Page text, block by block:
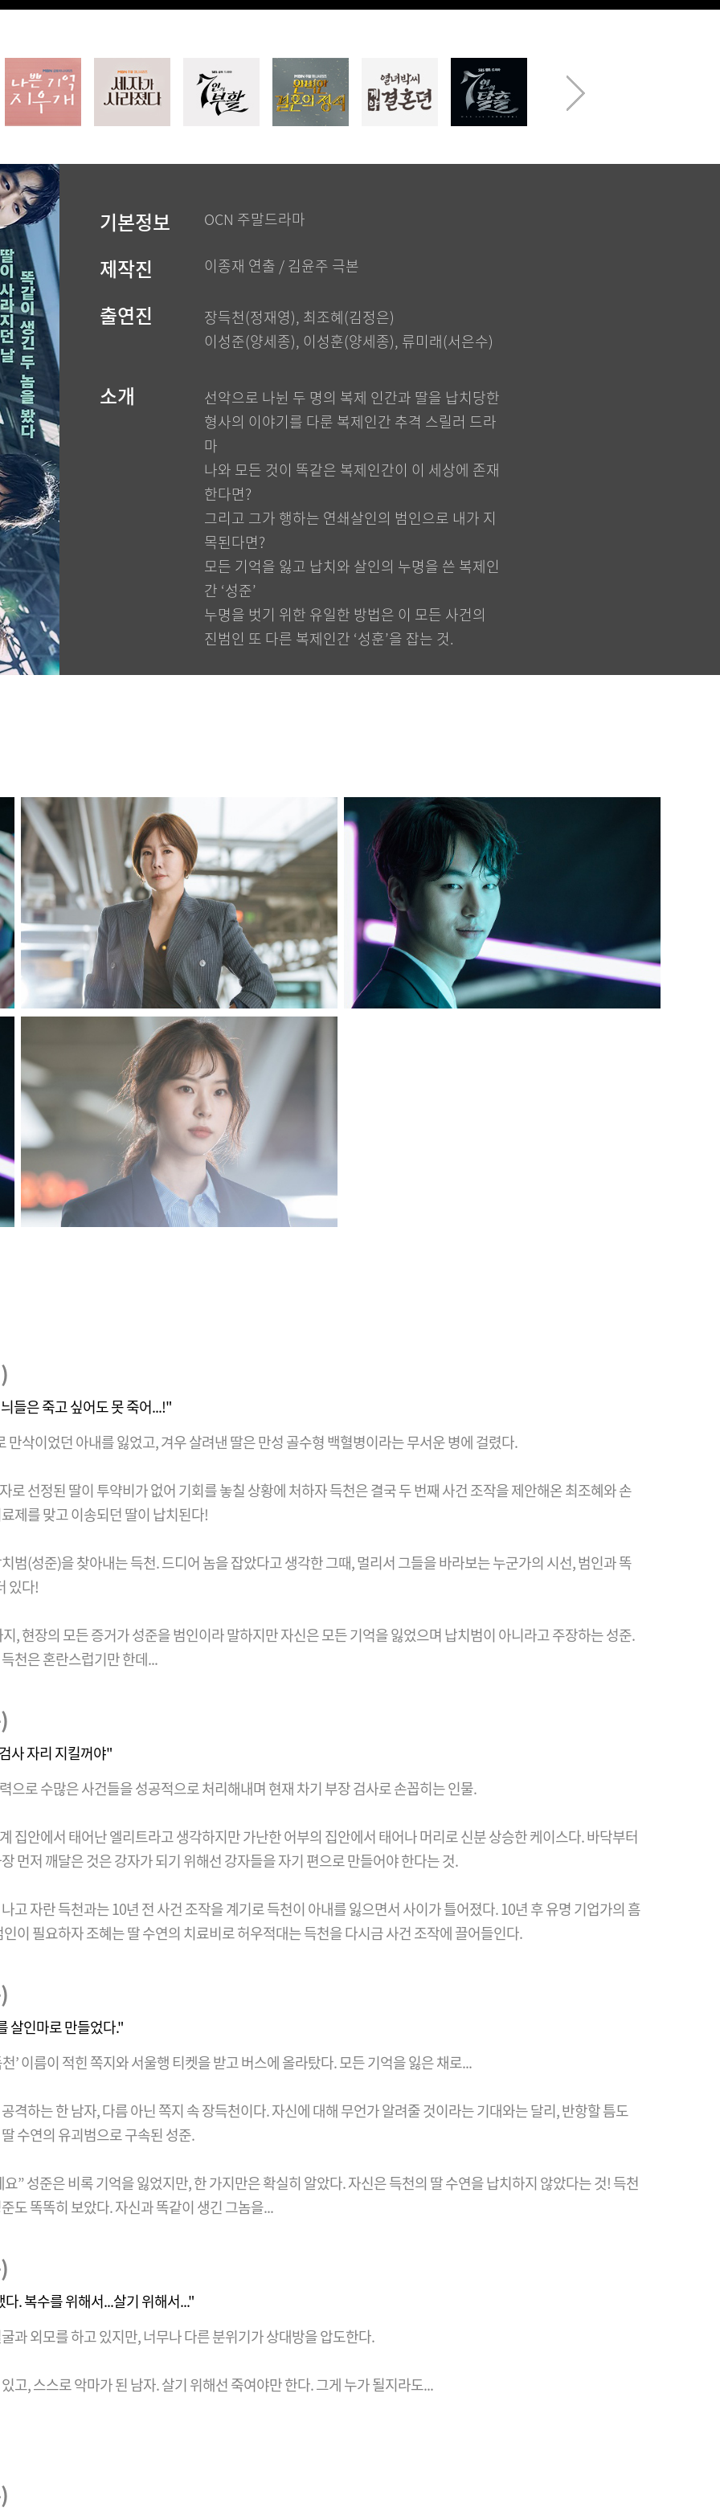
기본정보 OCN 주말드라마
제작진 이종재 연출 / 김윤주 극본
출연진
장득천(정재영), 최조혜(김정은)
이성준(양세종), 이성훈(양세종), 류미래(서은수)
소개
선악으로 나뉜 두 명의 복제 인간과 딸을 납치당한
형사의 이야기를 다룬 복제인간 추격 스릴러 드라
마
나와 모든 것이 똑같은 복제인간이 이 세상에 존재
한다면?
그리고 그가 행하는 연쇄살인의 범인으로 내가 지
목된다면?
모든 기억을 잃고 납치와 살인의 누명을 쓴 복제인
간 ‘성준’
누명을 벗기 위한 유일한 방법은 이 모든 사건의
진범인 또 다른 복제인간 ‘성훈’을 잡는 것.
들은 죽고 싶어도 못 죽어...!"
만삭이었던 아내를 잃었고, 겨우 살려낸 딸은 만성 골수형 백혈병이라는 무서운 병에 걸렸다.
로 선정된 딸이 투약비가 없어 기회를 놓칠 상황에 처하자 득천은 결국 두 번째 사건 조작을 제안해온 최조혜와 손
제를 맞고 이송되던 딸이 납치된다!
범(성준)을 찾아내는 득천. 드디어 놈을 잡았다고 생각한 그때, 멀리서 그들을 바라보는 누군가의 시선, 범인과 똑
있다!
, 현장의 모든 증거가 성준을 범인이라 말하지만 자신은 모든 기억을 잃었으며 납치범이 아니라고 주장하는 성준.
천은 혼란스럽기만 한데...
사 자리 지킬꺼야"
으로 수많은 사건들을 성공적으로 처리해내며 현재 차기 부장 검사로 손꼽히는 인물.
집안에서 태어난 엘리트라고 생각하지만 가난한 어부의 집안에서 태어나 머리로 신분 상승한 케이스다. 바닥부터
먼저 깨달은 것은 강자가 되기 위해선 강자들을 자기 편으로 만들어야 한다는 것.
고 자란 득천과는 10년 전 사건 조작을 계기로 득천이 아내를 잃으면서 사이가 틀어졌다. 10년 후 유명 기업가의 흠
이 필요하자 조혜는 딸 수연의 치료비로 허우적대는 득천을 다시금 사건 조작에 끌어들인다.
살인마로 만들었다."
’ 이름이 적힌 쪽지와 서울행 티켓을 받고 버스에 올라탔다. 모든 기억을 잃은 채로...
격하는 한 남자, 다름 아닌 쪽지 속 장득천이다. 자신에 대해 무언가 알려줄 것이라는 기대와는 달리, 반항할 틈도
수연의 유괴범으로 구속된 성준.
” 성준은 비록 기억을 잃었지만, 한 가지만은 확실히 알았다. 자신은 득천의 딸 수연을 납치하지 않았다는 것! 득천
도 똑똑히 보았다. 자신과 똑같이 생긴 그놈을...
. 복수를 위해서...살기 위해서..."
과 외모를 하고 있지만, 너무나 다른 분위기가 상대방을 압도한다.
고, 스스로 악마가 된 남자. 살기 위해선 죽여야만 한다. 그게 누가 될지라도...